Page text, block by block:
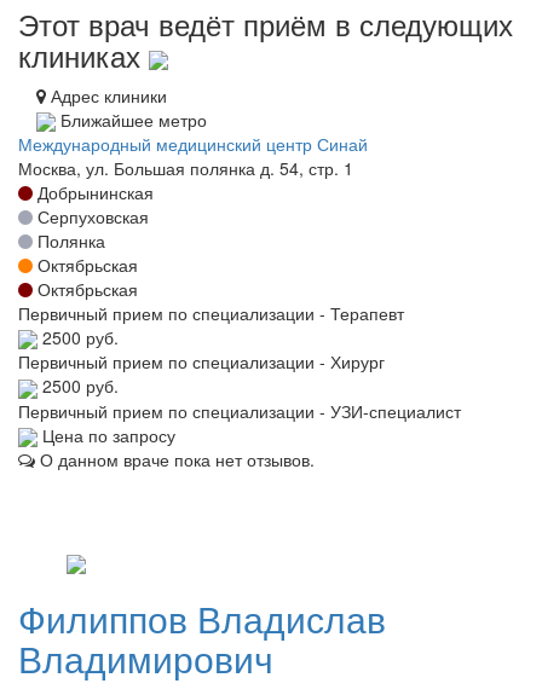
Этот врач ведёт приём в следующих
клиниках
Адрес клиники
Ближайшее метро
Международный медицинский центр Синай
Москва, ул. Большая полянка д. 54, стр. 1
Добрынинская
Серпуховская
Полянка
Октябрьская
Октябрьская
Первичный прием по специализации - Терапевт
2500 руб.
Первичный прием по специализации - Хирург
2500 руб.
Первичный прием по специализации - УЗИ-специалист
Цена по запросу
О данном враче пока нет отзывов.
Филиппов Владислав
Владимирович